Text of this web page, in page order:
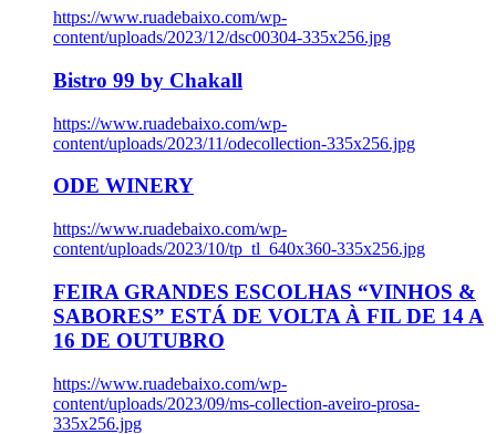
https://www.ruadebaixo.com/wp-
content/uploads/2023/12/dsc00304-335x256.jpg
Bistro 99 by Chakall
https://www.ruadebaixo.com/wp-
content/uploads/2023/11/odecollection-335x256.jpg
ODE WINERY
https://www.ruadebaixo.com/wp-
content/uploads/2023/10/tp_tl_640x360-335x256.jpg
FEIRA GRANDES ESCOLHAS “VINHOS &
SABORES” ESTÁ DE VOLTA À FIL DE 14 A
16 DE OUTUBRO
https://www.ruadebaixo.com/wp-
content/uploads/2023/09/ms-collection-aveiro-prosa-
335x256.jpg